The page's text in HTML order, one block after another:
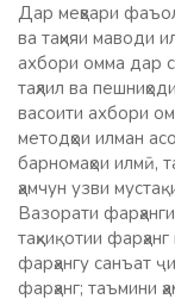
Дар меҳвари
ва таҳияи маводи
ахбори омма дар
таҳлил ва
васоити ахбори
методҳои илман
барномаҳои илмӣ,
ҳамчун узви
Вазорати
таҳқиқотии
фарҳангу санъат
фарҳанг; таъмини